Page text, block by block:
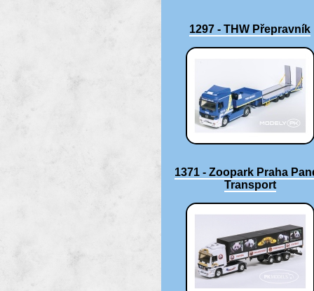
1297 - THW Přepravník
1371 - Zoopark Praha
Transport